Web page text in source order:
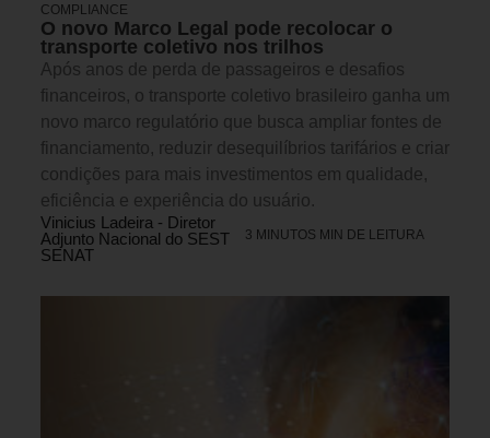
COMPLIANCE
O novo Marco Legal pode recolocar o
transporte coletivo nos trilhos
Após anos de perda de passageiros e desafios
financeiros, o transporte coletivo brasileiro ganha um
novo marco regulatório que busca ampliar fontes de
financiamento, reduzir desequilíbrios tarifários e criar
condições para mais investimentos em qualidade,
eficiência e experiência do usuário.
Vinicius Ladeira - Diretor
Adjunto Nacional do SEST
SENAT
3 MINUTOS MIN DE LEITURA